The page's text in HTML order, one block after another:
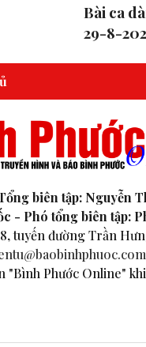
Bài ca
29-8-
biên tập: Nguyễn
- Phó tổng biên tập:
tuyến đường Trần
"Bình Phước Online"